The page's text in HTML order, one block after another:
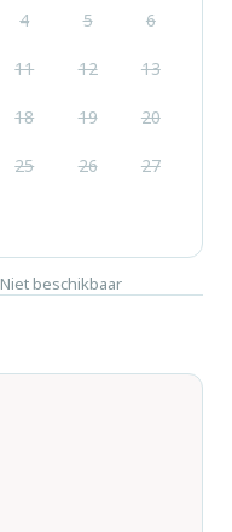
4 5 6
11 12 13
18 19 20
25 26 27
Niet beschikbaar